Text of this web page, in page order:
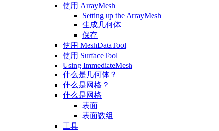
使用 ArrayMesh
Setting up the ArrayMesh
生成几何体
保存
使用 MeshDataTool
使用 SurfaceTool
Using ImmediateMesh
什么是几何体？
什么是网格？
什么是网格
表面
表面数组
工具